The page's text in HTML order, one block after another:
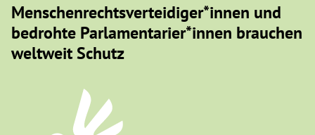
Menschenrechtsverteidiger*innen und
bedrohte Parlamentarier*innen brauchen
weltweit Schutz